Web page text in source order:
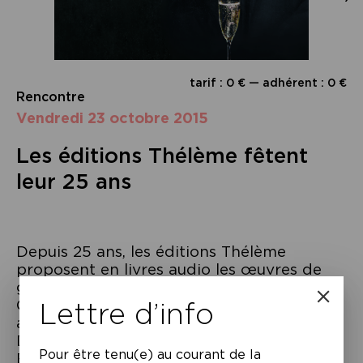
tarif : 0 € — adhérent : 0 €
Rencontre
vendredi 23 octobre 2015
Les éditions Thélème fêtent
leur 25 ans
Depuis 25 ans, les éditions Thélème
proposent en livres audio les œuvres de
grands auteurs lus par des grands acteurs.
Ce sont plus d’une cinquantaine de grands
acteurs comme Guillaume Gallienne, André
Dussollier, Denis Podalydès, Zabou
Breitman… ainsi que de jeunes comédiens
Lettre d’info
Pour être tenu(e) au courant de la